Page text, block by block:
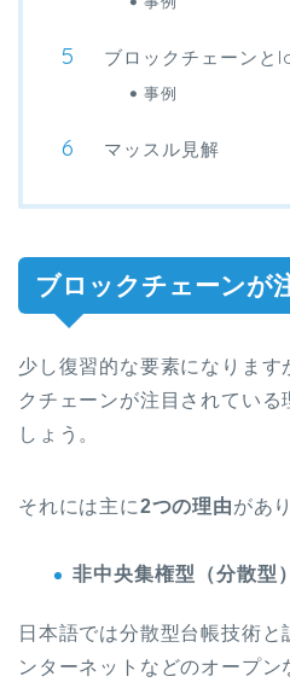
ブロックチェーンと
事例
マッスル見解
ブロックチェーンが
少し復習的な要素になります
クチェーンが注目されている
しょう。
それには主に2つの理由があ
非中央集権型（分散型）
日本語では分散型台帳技術と
ンターネットなどのオープ